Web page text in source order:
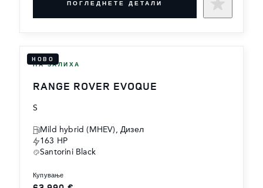
ПОГЛЕДНЕТЕ ДЕТАЛИ
НОВО
НА ЗАЛИХА
RANGE ROVER EVOQUE
S
Mild hybrid (MHEV), Дизел
163 HP
Santorini Black
купување